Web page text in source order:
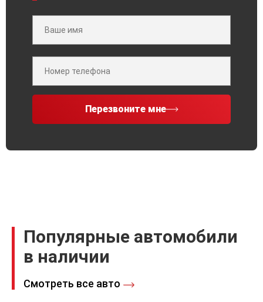
Перезвоните мне
Популярные автомобили
в наличии
Смотреть все авто